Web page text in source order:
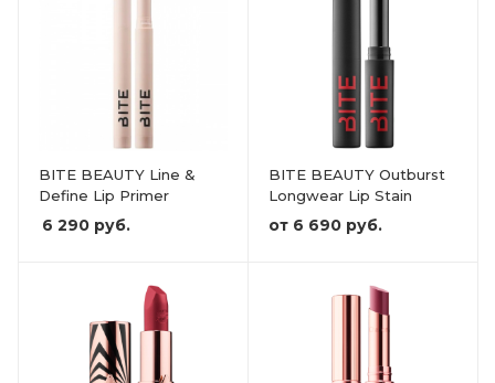
BITE BEAUTY Line &
Define Lip Primer
6 290 руб.
BITE BEAUTY Outburst
Longwear Lip Stain
от 6 690 руб.